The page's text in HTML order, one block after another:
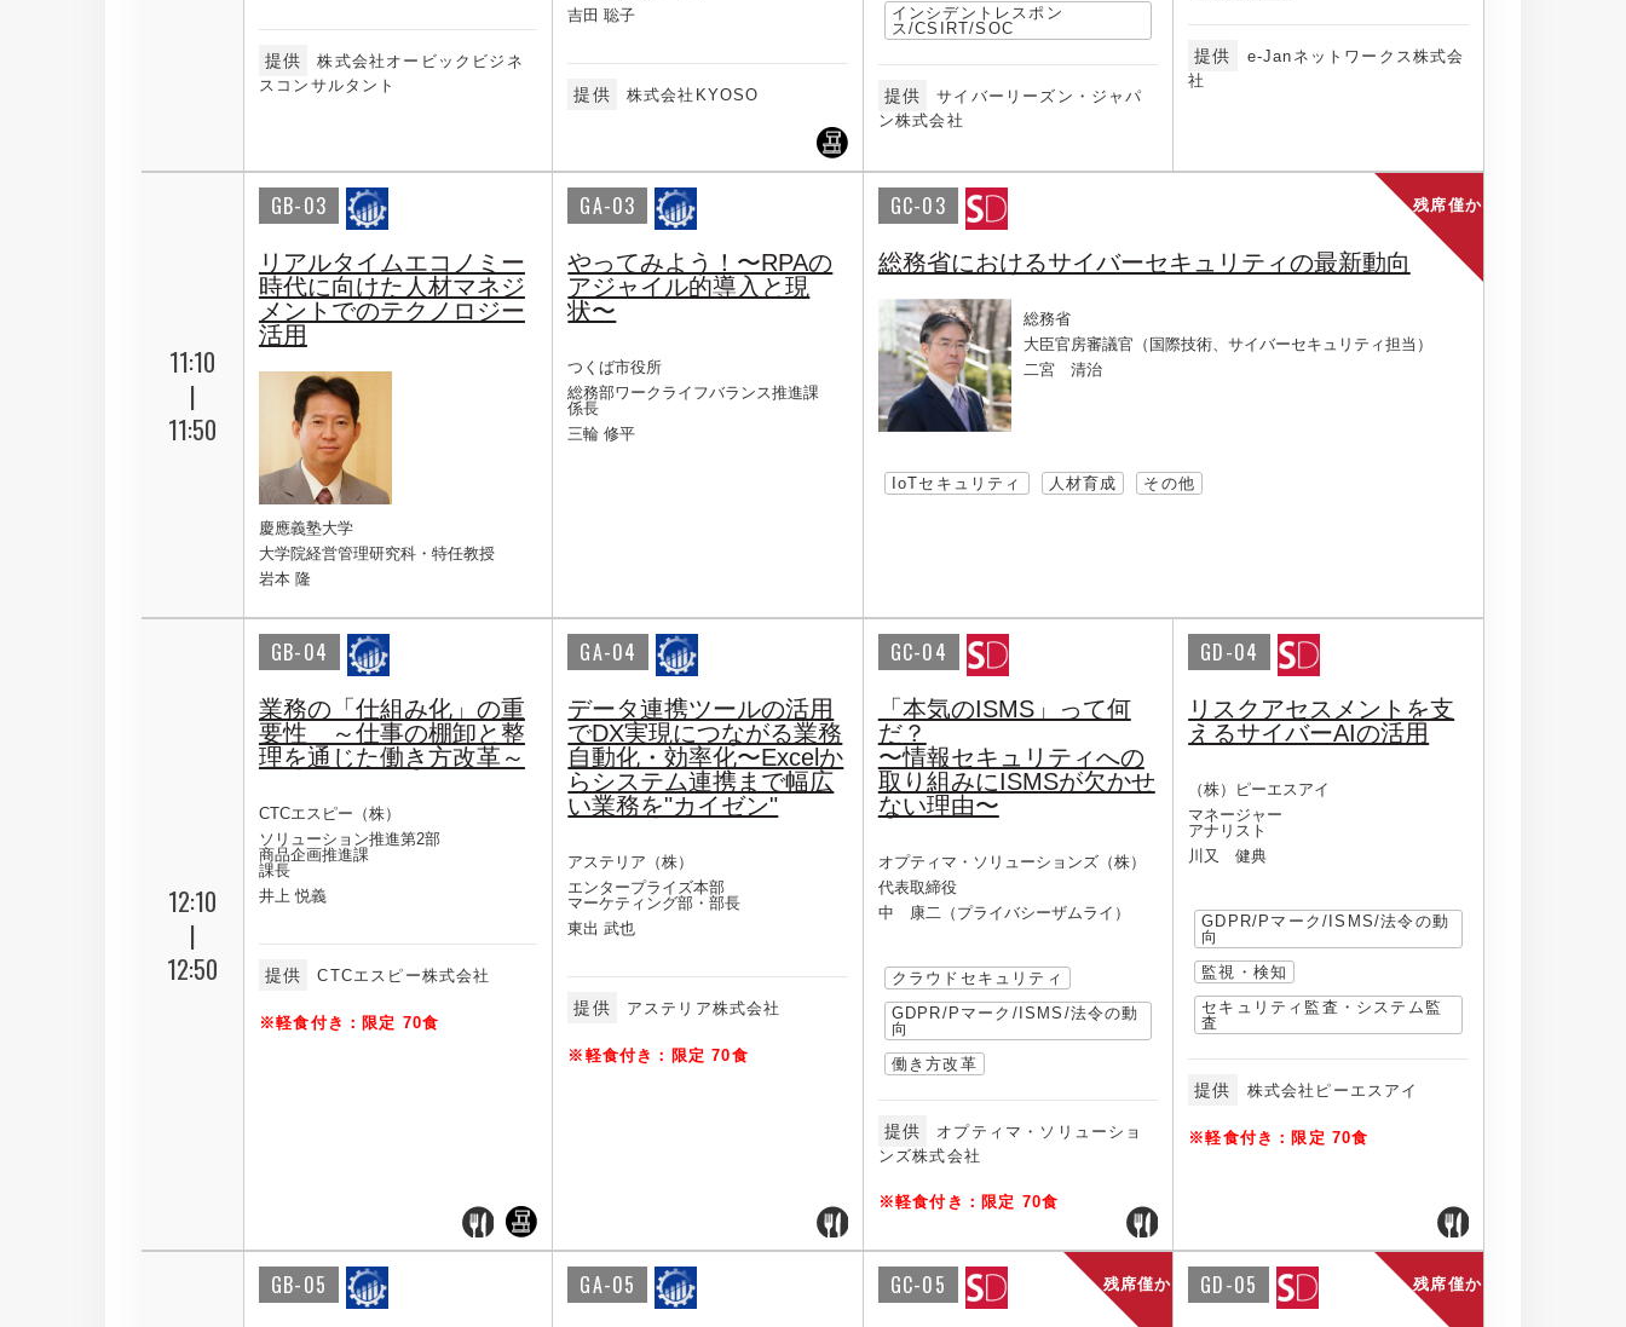
提供
株式会社オービックビジネ
スコンサルタント
吉田 聡子
提供 株式会社KYOSO
インシデントレスポン
ス/CSIRT/SOC
提供
サイバーリーズン・ジャパ
ン株式会社
提供
e-Janネットワークス株式会
社
11:10
|
11:50
GB-03
リアルタイムエコノミー
時代に向けた人材マネジ
メントでのテクノロジー
活用
慶應義塾大学
大学院経営管理研究科・特任教授
岩本 隆
GA-03
やってみよう！〜RPAの
アジャイル的導入と現
状〜
つくば市役所
総務部ワークライフバランス推進課
係長
三輪 修平
残席僅か
GC-03
総務省におけるサイバーセキュリティの最新動向
総務省
大臣官房審議官（国際技術、サイバーセキュリティ担当）
二宮 清治
IoTセキュリティ 人材育成 その他
12:10
|
12:50
GB-04
業務の「仕組み化」の重
要性 ～仕事の棚卸と整
理を通じた働き方改革～
CTCエスピー（株）
ソリューション推進第2部
商品企画推進課
課長
井上 悦義
提供 CTCエスピー株式会社
※軽食付き：限定 70食
GA-04
データ連携ツールの活用
でDX実現につながる業務
自動化・効率化〜Excelか
らシステム連携まで幅広
い業務を"カイゼン"
アステリア（株）
エンタープライズ本部
マーケティング部・部長
東出 武也
提供 アステリア株式会社
※軽食付き：限定 70食
GC-04
「本気のISMS」って何
だ？
〜情報セキュリティへの
取り組みにISMSが欠かせ
ない理由〜
オプティマ・ソリューションズ（株）
代表取締役
中 康二（プライバシーザムライ）
クラウドセキュリティ
GDPR/Pマーク/ISMS/法令の動
向
働き方改革
提供
オプティマ・ソリューショ
ンズ株式会社
※軽食付き：限定 70食
GD-04
リスクアセスメントを支
えるサイバーAIの活用
（株）ピーエスアイ
マネージャー
アナリスト
川又 健典
GDPR/Pマーク/ISMS/法令の動
向
監視・検知
セキュリティ監査・システム監
査
提供 株式会社ピーエスアイ
※軽食付き：限定 70食
GB-05 GA-05 残席僅か
GC-05 残席僅か
GD-05